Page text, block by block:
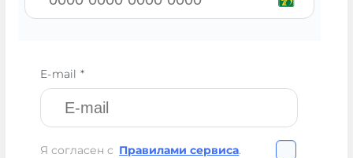
E-mail *
Я согласен с Правилами сервиса.